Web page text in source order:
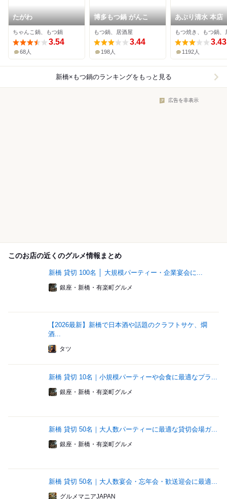
たがわ
ちゃんこ鍋、もつ鍋
3.54
68人
博多もつ鍋 がんこ
もつ鍋、居酒屋
3.44
198人
あぶり清水 本店
もつ焼き、もつ鍋、
3.43
1192人
新橋×もつ鍋のランキングをもっと見る
広告を非表示
このお店の近くのグルメ情報まとめ
新橋 貸切 100名 │ 大規模パーティー・企業宴会に...
銀座・新橋・有楽町グルメ
【2026最新】新橋で日本酒や話題のクラフトサケ、燗
酒...
タツ
新橋 貸切 10名｜小規模パーティーや会食に最適なプラ...
銀座・新橋・有楽町グルメ
新橋 貸切 50名｜大人数パーティーに最適な貸切会場ガ...
銀座・新橋・有楽町グルメ
新橋 貸切 50名｜大人数宴会・忘年会・歓送迎会に最適...
グルメマニアJAPAN